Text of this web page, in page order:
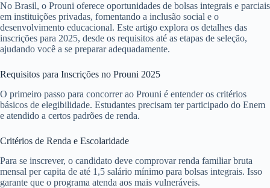
No Brasil, o Prouni oferece oportunidades de bolsas integrais e parciais
em instituições privadas, fomentando a inclusão social e o
desenvolvimento educacional. Este artigo explora os detalhes das
inscrições para 2025, desde os requisitos até as etapas de seleção,
ajudando você a se preparar adequadamente.
Requisitos para Inscrições no Prouni 2025
O primeiro passo para concorrer ao Prouni é entender os critérios
básicos de elegibilidade. Estudantes precisam ter participado do Enem
e atendido a certos padrões de renda.
Critérios de Renda e Escolaridade
Para se inscrever, o candidato deve comprovar renda familiar bruta
mensal per capita de até 1,5 salário mínimo para bolsas integrais. Isso
garante que o programa atenda aos mais vulneráveis.